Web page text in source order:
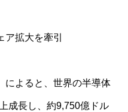
拡大を牽引
によると、世界の半導体
成長し、約9,750億ドル